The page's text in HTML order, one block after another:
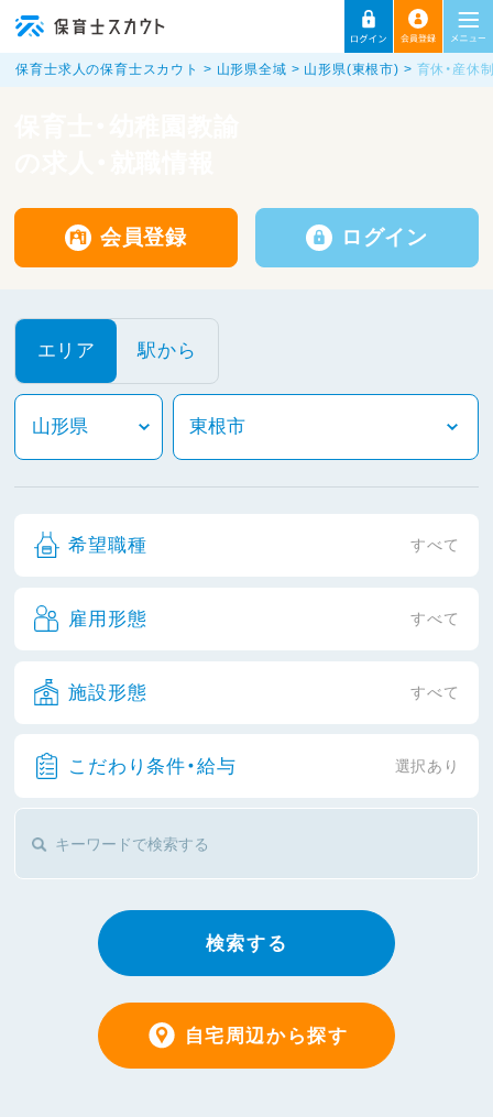
保育士求人の保育士スカウト 山形県全域 山形県(東根市) 育休・産休
会員登録 ログイン
エリア 駅から
希望職種 すべて
雇用形態 すべて
施設形態 すべて
こだわり条件・給与 選択あり
検索する
自宅周辺から探す